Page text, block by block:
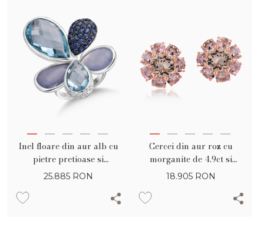
Inel floare din aur alb cu
pietre pretioase si
semipretioase de 24.2ct
25.885 RON
Cercei din aur roz cu
morganite de 4.9ct si
turmaline roz de 4.9ct
18.905 RON